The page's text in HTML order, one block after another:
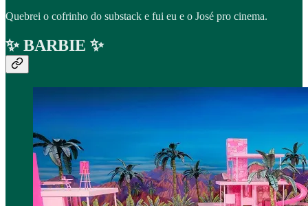
Quebrei o cofrinho do substack e fui eu e o José pro cinema.
✨ BARBIE ✨